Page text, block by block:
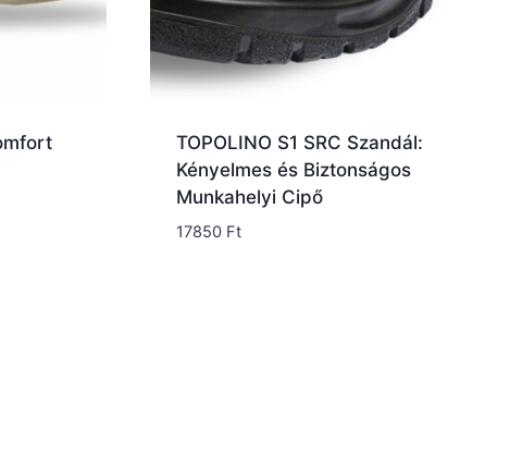
TOPOLINO S1 SRC Szandál:
Kényelmes és Biztonságos
Munkahelyi Cipő
17850 Ft